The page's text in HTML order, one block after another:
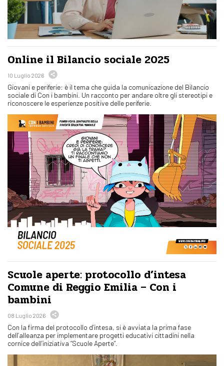
Online il Bilancio sociale 2025
10 Luglio 2026
Giovani e periferie: è il tema che guida la comunicazione del Bilancio
sociale di Con i bambini. Un racconto per andare oltre gli stereotipi e
riconoscere le esperienze positive delle periferie.
Scuole aperte: protocollo d’intesa
Comune di Reggio Emilia – Con i
bambini
08 Luglio 2026
Con la firma del protocollo d’intesa, si è avviata la prima fase
dell’alleanza per implementare progetti educativi cittadini nella
cornice dell’iniziativa “Scuole Aperte”.